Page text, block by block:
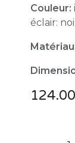
Couleur:
éclair:
124.00